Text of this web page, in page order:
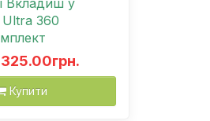
Вкладиш у
Ultra 360
325.00грн.
Купити